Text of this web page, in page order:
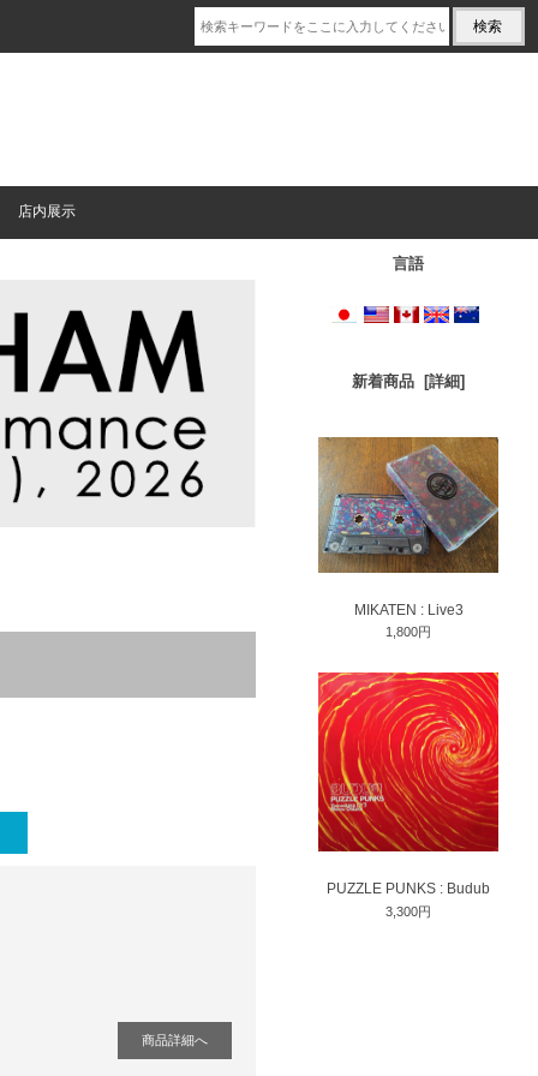
店内展示
商品詳細へ
言語
新着商品 [詳細]
MIKATEN : Live3
1,800円
PUZZLE PUNKS : Budub
3,300円